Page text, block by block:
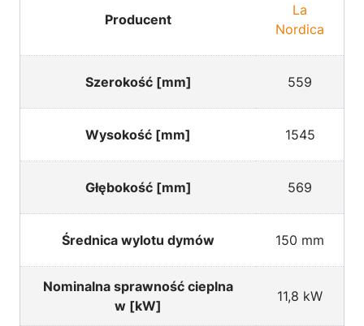
Producent
La
Nordica
Szerokość [mm] 559
Wysokość [mm] 1545
Głębokość [mm] 569
Średnica wylotu dymów 150 mm
Nominalna sprawność cieplna
w [kW]
11,8 kW